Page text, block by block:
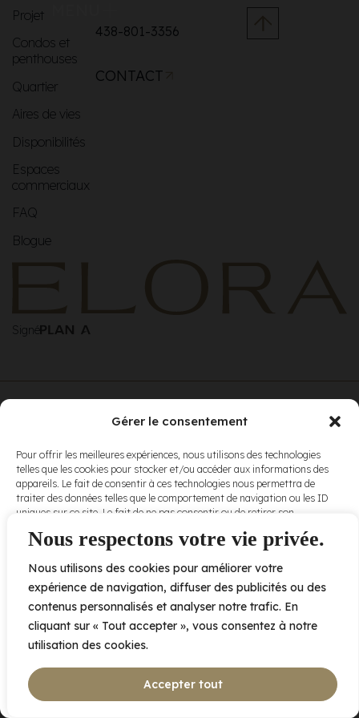
Nous respectons votre vie privée.
Nous utilisons des cookies pour améliorer votre
expérience de navigation, diffuser des publicités ou des
contenus personnalisés et analyser notre trafic. En
cliquant sur « Tout accepter », vous consentez à notre
utilisation des cookies.
Accepter tout
Gérer le consentement
Pour offrir les meilleures expériences, nous utilisons des technologies
telles que les cookies pour stocker et/ou accéder aux informations des
appareils. Le fait de consentir à ces technologies nous permettra de
traiter des données telles que le comportement de navigation ou les ID
uniques sur ce site. Le fait de ne pas consentir ou de retirer son
et fonctions.
Accepter
Refuser
Projet
Condos et
penthouses
Quartier
Aires de vies
Disponibilités
Espaces
commerciaux
FAQ
Blogue
438-801-3356
CONTACT
Signé
conditions
d’utilisationet
nospolitiques
de
confidentialité .
2005 av. de Bois-de-Boulogne, Laval QC H7N 0J7